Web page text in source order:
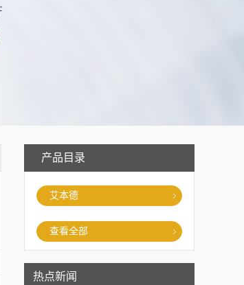
产品目录
艾本德
查看全部
热点新闻